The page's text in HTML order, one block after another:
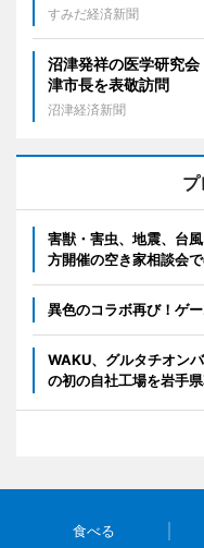
すみだ経済新聞
沼津発祥の医学研究
津市長を表敬訪問
沼津経済新聞
害獣・害虫、地震、台
方開催の空き家相談会
異色のコラボ再び！ゲ
WAKU、グルタチオン
の初の自社工場を岩手
食べる